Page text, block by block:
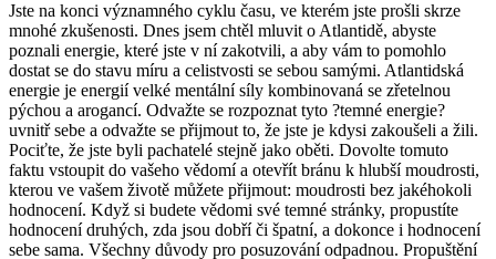
Jste na konci významného cyklu času, ve kterém jste prošli skrze
mnohé zkušenosti. Dnes jsem chtěl mluvit o Atlantidě, abyste
poznali energie, které jste v ní zakotvili, a aby vám to pomohlo
dostat se do stavu míru a celistvosti se sebou samými. Atlantidská
energie je energií velké mentální síly kombinovaná se zřetelnou
pýchou a arogancí. Odvažte se rozpoznat tyto ?temné energie?
uvnitř sebe a odvažte se přijmout to, že jste je kdysi zakoušeli a žili.
Pociťte, že jste byli pachatelé stejně jako oběti. Dovolte tomuto
faktu vstoupit do vašeho vědomí a otevřít bránu k hlubší moudrosti,
kterou ve vašem životě můžete přijmout: moudrosti bez jakéhokoli
hodnocení. Když si budete vědomi své temné stránky, propustíte
hodnocení druhých, zda jsou dobří či špatní, a dokonce i hodnocení
sebe sama. Všechny důvody pro posuzování odpadnou. Propuštění